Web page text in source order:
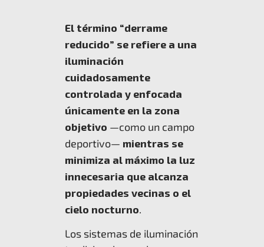
El término “derrame
reducido” se refiere a una
iluminación
cuidadosamente
controlada y enfocada
únicamente en la zona
objetivo —como un campo
deportivo— mientras se
minimiza al máximo la luz
innecesaria que alcanza
propiedades vecinas o el
cielo nocturno.
Los sistemas de iluminación